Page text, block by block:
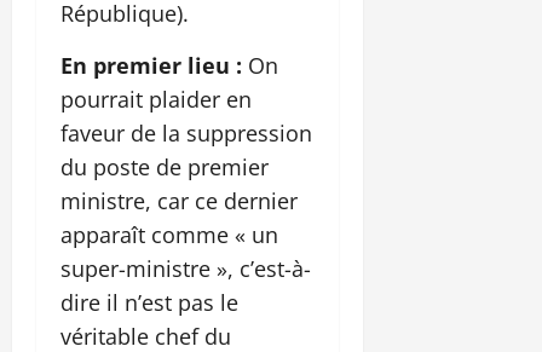
République).
En premier lieu : On
pourrait plaider en
faveur de la suppression
du poste de premier
ministre, car ce dernier
apparaît comme « un
super-ministre », c’est-à-
dire il n’est pas le
véritable chef du